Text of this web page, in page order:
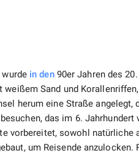
in den90er Jahren des
Sand und
herum eine Straße angelegt,
das im 6. Jahrhundert
vorbereitet, sowohl natürliche
um Reisende anzulocken.